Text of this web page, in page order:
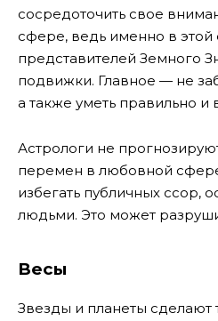
сосредоточить свое
сфере, ведь именно в этой
представителей Земного
подвижки. Главное — не
а также уметь правильно и
Астрологи не
перемен в любовной
избегать публичных ссор,
людьми. Это может
Весы
Звезды и планеты сделают